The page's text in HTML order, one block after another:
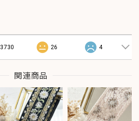
3730 26 4
関連商品